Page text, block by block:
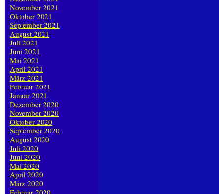
November 2021
Oktober 2021
September 2021
August 2021
Juli 2021
Juni 2021
Mai 2021
April 2021
März 2021
Februar 2021
Januar 2021
Dezember 2020
November 2020
Oktober 2020
September 2020
August 2020
Juli 2020
Juni 2020
Mai 2020
April 2020
März 2020
Februar 2020